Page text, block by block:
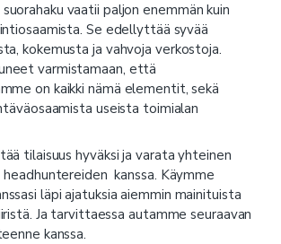
vaatii paljon enemmän kuin
Se edellyttää syvää
kokemusta ja vahvoja verkostoja.
varmistamaan, että
on kaikki nämä elementit, sekä
useista toimialan
tilaisuus hyväksi ja varata yhteinen
headhuntereiden kanssa. Käymme
läpi ajatuksia aiemmin mainituista
Ja tarvittaessa autamme seuraavan
kanssa.